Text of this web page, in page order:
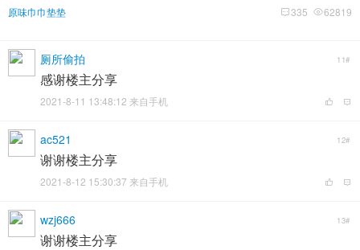
原味巾巾垫垫 62819
335
厕所偷拍 11#
感谢楼主分享
2021-8-11 13:48:12 来自手机
ac521 12#
谢谢楼主分享
2021-8-12 15:30:37 来自手机
wzj666 13#
谢谢楼主分享